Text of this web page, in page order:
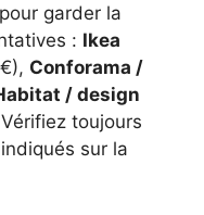
garder la
: Ikea
Conforama /
/ design
toujours
sur la